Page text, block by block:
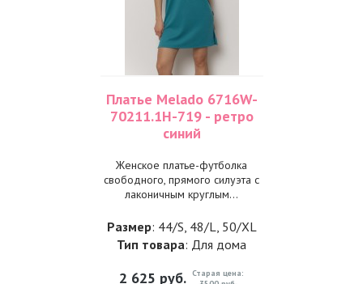
Платье Melado 6716W-
70211.1H-719 - ретро
синий
Женское платье-футболка
свободного, прямого силуэта с
лаконичным круглым...
Размер: 44/S, 48/L, 50/XL
Тип товара: Для дома
2 625 руб. Старая цена: